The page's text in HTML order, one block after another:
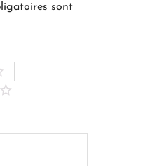
sont